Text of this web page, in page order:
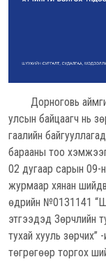
Дорноговь
улсын байцаагч нь
гаалийн
барааны тоо
02 дугаар сарын 09-
журмаар хянан
өдрийн №0131141
этгээдэд Зөрчлийн
тухай хууль зөрчих”
төгрөгөөр торгох